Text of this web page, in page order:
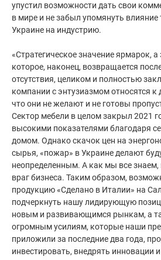
упустил возможности дать свои
в мире и не забыл упомянуть влияние
Украине на индустрию.
«Стратегическое значение ярмарок, а
которое, наконец, возвращается
отсутствия, целиком и полностью
компании с энтузиазмом относятся к
что они не желают и не готовы
Сектор мебели в целом закрыл 2021
высокими показателями благодаря
домом. Однако скачок цен на
сырья, «пожар» в Украине делают
неопределенным. А как мы все знаем,
враг бизнеса. Таким образом,
продукцию «Сделано в Италии» на
подчеркнуть нашу лидирующую
новым и развивающимся рынкам, а
огромным усилиям, которые наши
приложили за последние два года,
инвестировать, внедрять инновации